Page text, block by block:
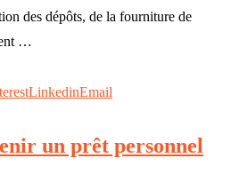
des dépôts, de la fourniture de
…
LinkedinEmail
un prêt personnel